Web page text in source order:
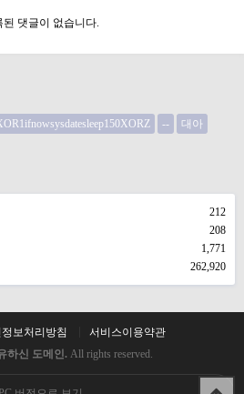
된 댓글이 없습니다.
-- 대아
212
208
1,771
262,920
보처리방침
서비스이용약관
하신 도메인. All rights reserved.